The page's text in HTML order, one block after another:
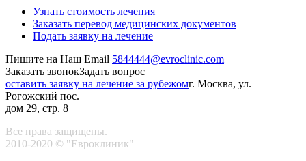
Узнать стоимость лечения
Заказать перевод медицинских документов
Подать заявку на лечение
Пишите на Наш Email 5844444@evroclinic.com
Заказать звонокЗадать вопрос
оставить заявку на лечение за рубежомг. Москва, ул.
Рогожский пос.
дом 29, стр. 8
Все права защищены.
2010-2020 © "Евроклиник"